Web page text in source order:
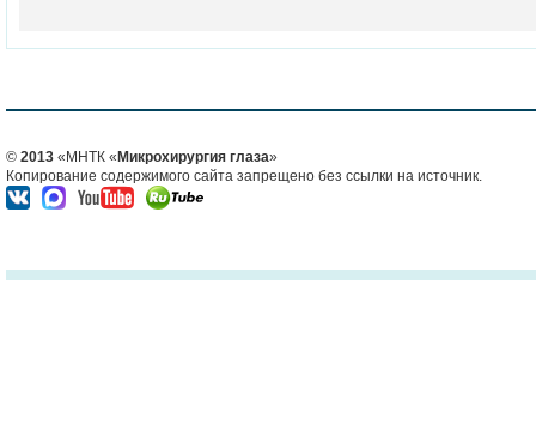
© 2013 «МНТК « Микрохирургия глаза»
Копирование содержимого сайта запрещено без ссылки на источник.